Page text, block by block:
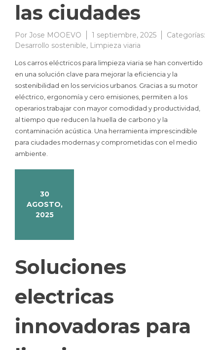
las ciudades
Por Jose MOOEVO 1 septiembre, 2025
Categorías:
Desarrollo sostenible, Limpieza viaria
Los carros eléctricos para limpieza viaria se han convertido
en una solución clave para mejorar la eficiencia y la
sostenibilidad en los servicios urbanos. Gracias a su motor
eléctrico, ergonomía y cero emisiones, permiten a los
operarios trabajar con mayor comodidad y productividad,
al tiempo que reducen la huella de carbono y la
contaminación acústica. Una herramienta imprescindible
para ciudades modernas y comprometidas con el medio
ambiente.
30
AGOSTO,
2025
Soluciones
electricas
innovadoras para